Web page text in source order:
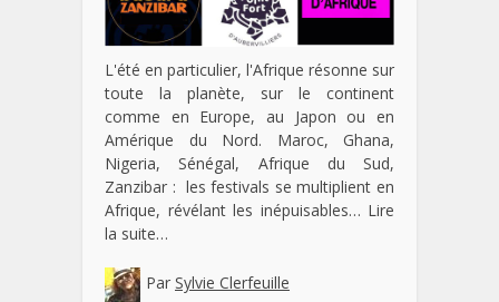
L'été en particulier, l'Afrique résonne sur
toute la planète, sur le continent
comme en Europe, au Japon ou en
Amérique du Nord. Maroc, Ghana,
Nigeria, Sénégal, Afrique du Sud,
Zanzibar : les festivals se multiplient en
Afrique, révélant les inépuisables… Lire
la suite…
Par Sylvie Clerfeuille